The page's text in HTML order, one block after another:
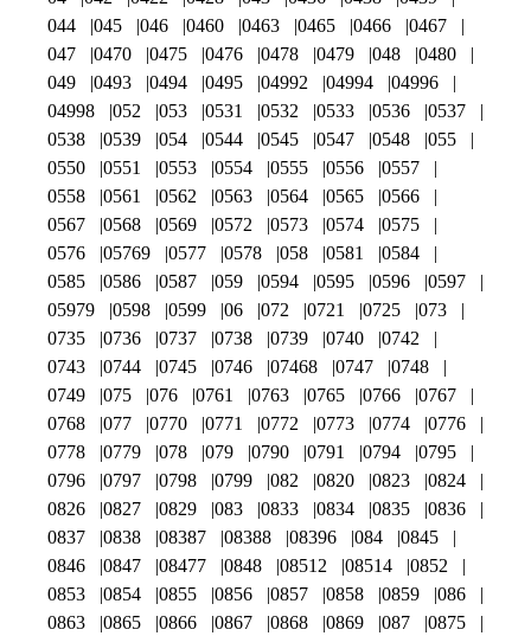
044
045 046 0460 0463 0465 0466
0467
047
0470 0475 0476 0478 0479 048
0480
049
0493 0494 0495 04992 04994
04996
04998
052 053 0531 0532 0533 0536
0537
0538
0539 054 0544 0545 0547 0548
055
0550
0551 0553 0554 0555 0556
0557
0558
0561 0562 0563 0564 0565
0566
0567
0568 0569 0572 0573 0574
0575
0576
05769 0577 0578 058 0581
0584
0585
0586 0587 059 0594 0595 0596
0597
05979
0598 0599 06 072 0721 0725
073
0735
0736 0737 0738 0739 0740
0742
0743
0744 0745 0746 07468 0747
0748
0749
075 076 0761 0763 0765 0766
0767
0768
077 0770 0771 0772 0773 0774
0776
0778
0779 078 079 0790 0791 0794
0795
0796
0797 0798 0799 082 0820 0823
0824
0826
0827 0829 083 0833 0834 0835
0836
0837
0838 08387 08388 08396 084
0845
0846
0847 08477 0848 08512 08514
0852
0853
0854 0855 0856 0857 0858 0859
086
0863
0865 0866 0867 0868 0869 087
0875